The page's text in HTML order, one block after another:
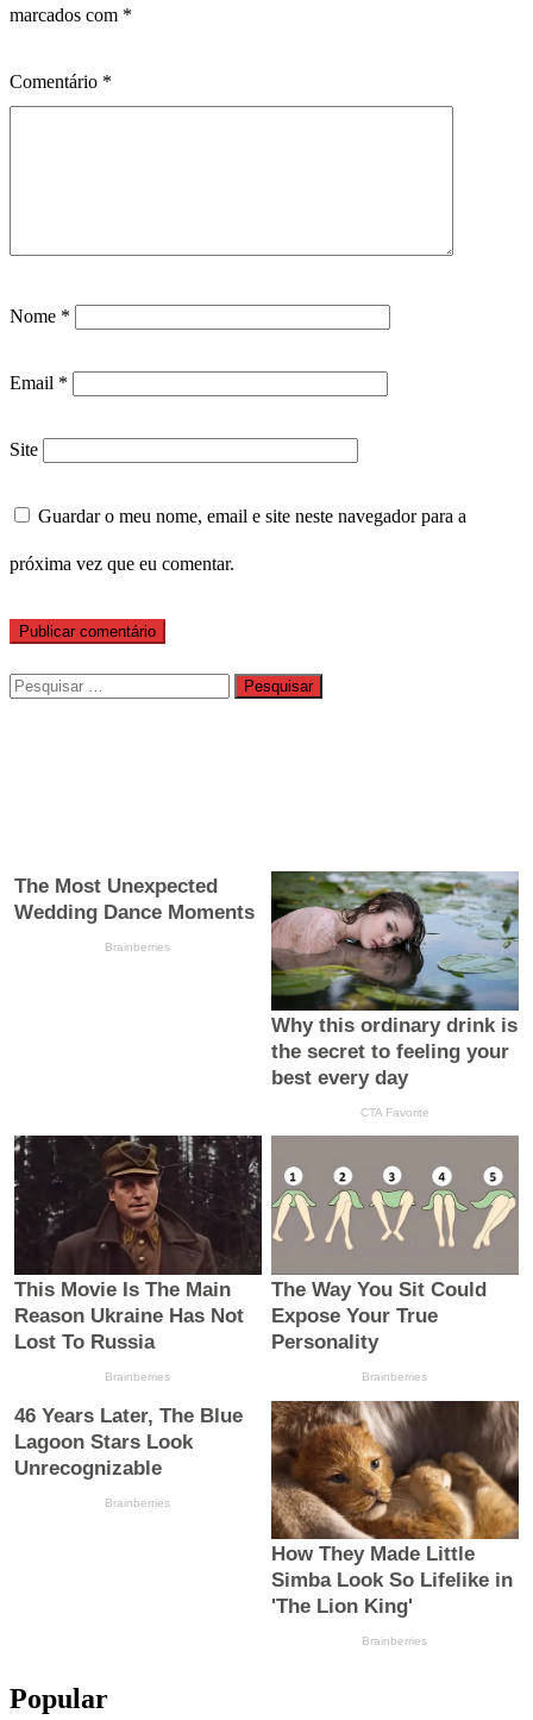
marcados com *
Comentário *
Nome *
Email *
Site
Guardar o meu nome, email e site neste navegador para a
próxima vez que eu comentar.
Pesquisar
por:
Popular